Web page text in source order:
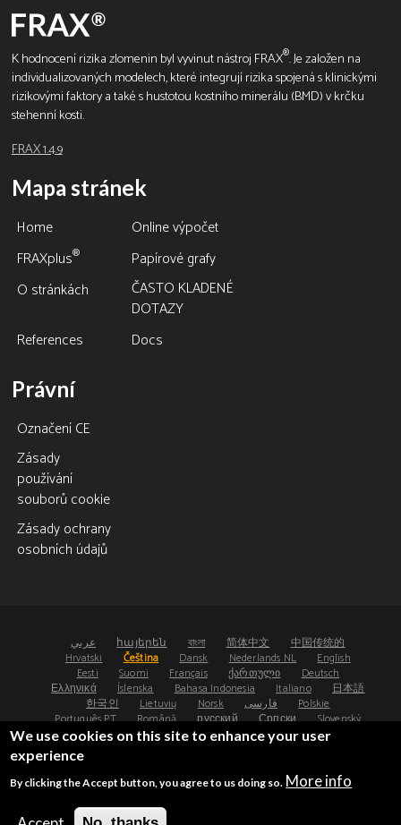
K hodnocení rizika zlomenin byl vyvinut nástroj FRAX®. Je založen na
individualizovaných modelech, které integrují rizika spojená s klinickými
rizikovými faktory a také s hustotou kostního minerálu (BMD) v krčku
stehenní kosti.
FRAX 1.4.9
Mapa stránek
Home
Online výpočet
FRAXplus®
Papírové grafy
O stránkách
ČASTO KLADENÉ
DOTAZY
References
Docs
Právní
Označení CE
Zásady
používání
souborů cookie
Zásady ochrany
osobních údajů
عربي հայերեն বাংলা 简体中文
中国传统的
Hrvatski
Čeština Dansk Nederlands NL
English
Eesti
Suomi Français ქართული
Deutsch
Ελληνικά
Íslenska Bahasa Indonesia Italiano
日本語
한국인
Lietuvių Norsk فارسی
Polskie
Português PT
Română русский Српски
Slovenský
Español
Svenska ไทย Türk Українська
©2008-2026 - Osteoporosis Research Ltd, UK
UDI: (01)05065010474000(8012)4.4
We use cookies on this site to enhance your user
experience
By clicking the Accept button, you agree to us doing so. More info